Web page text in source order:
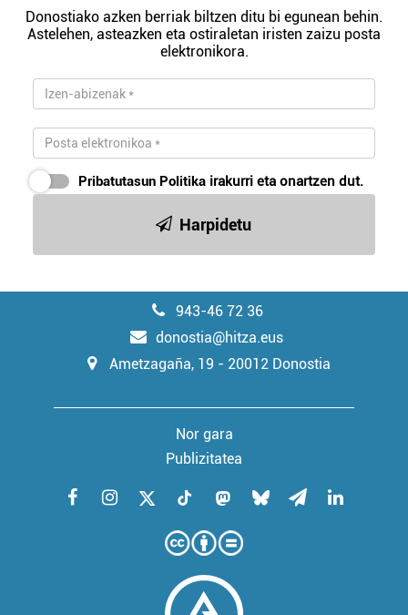
Donostiako azken berriak biltzen ditu bi egunean behin.
Astelehen, asteazken eta ostiraletan iristen zaizu posta
elektronikora.
Pribatutasun Politika irakurri eta onartzen dut.
Harpidetu
943-46 72 36
donostia@hitza.eus
Ametzagaña, 19 - 20012 Donostia
Nor gara
Publizitatea